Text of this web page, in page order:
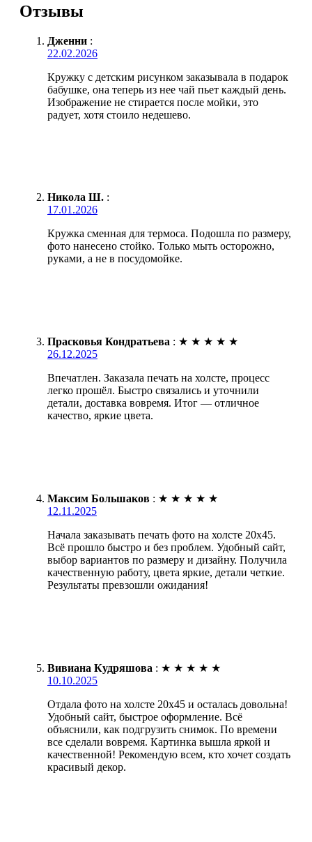
Отзывы
Дженни :
22.02.2026
Кружку с детским рисунком заказывала в подарок
бабушке, она теперь из нее чай пьет каждый день.
Изображение не стирается после мойки, это
радует, хотя стоило недешево.
Никола Ш. :
17.01.2026
Кружка сменная для термоса. Подошла по размеру,
фото нанесено стойко. Только мыть осторожно,
руками, а не в посудомойке.
Прасковья Кондратьева : ★ ★ ★ ★ ★
26.12.2025
Впечатлен. Заказала печать на холсте, процесс
легко прошёл. Быстро связались и уточнили
детали, доставка вовремя. Итог — отличное
качество, яркие цвета.
Максим Большаков : ★ ★ ★ ★ ★
12.11.2025
Начала заказывать печать фото на холсте 20х45.
Всё прошло быстро и без проблем. Удобный сайт,
выбор вариантов по размеру и дизайну. Получила
качественную работу, цвета яркие, детали четкие.
Результаты превзошли ожидания!
Вивиана Кудряшова : ★ ★ ★ ★ ★
10.10.2025
Отдала фото на холсте 20х45 и осталась довольна!
Удобный сайт, быстрое оформление. Всё
объяснили, как подгрузить снимок. По времени
все сделали вовремя. Картинка вышла яркой и
качественной! Рекомендую всем, кто хочет создать
красивый декор.